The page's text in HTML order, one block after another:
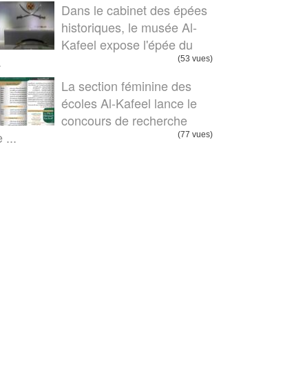
Dans le cabinet des épées
historiques, le musée Al-
Kafeel expose l'épée du
(53 vues)
La section féminine des
écoles Al-Kafeel lance le
concours de recherche
...
(77 vues)